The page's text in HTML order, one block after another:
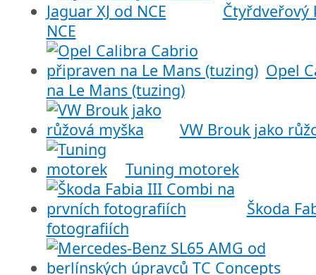
Čtyřdveřový
NCE
Opel
na Le Mans (tuzing)
VW Brouk jako
Tuning motorek
Škoda
fotografiích